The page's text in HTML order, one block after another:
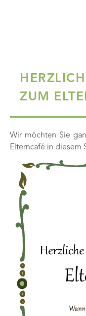
ZUM
Wir möchten Sie
Elterncafé in diesem